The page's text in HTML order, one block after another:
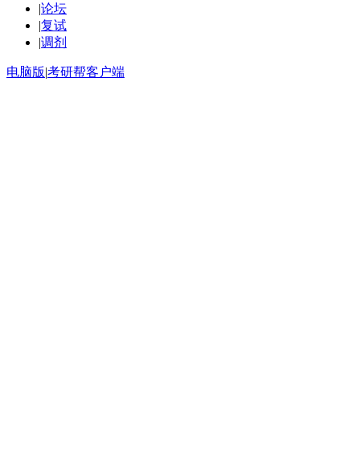
|论坛
|复试
|调剂
电脑版|考研帮客户端